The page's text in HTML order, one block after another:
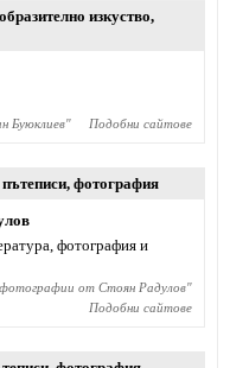
изкуство,
Буюклиев" Подобни сайтове
пътеписи, фотография
фотография и
от Стоян Радулов"
Подобни сайтове